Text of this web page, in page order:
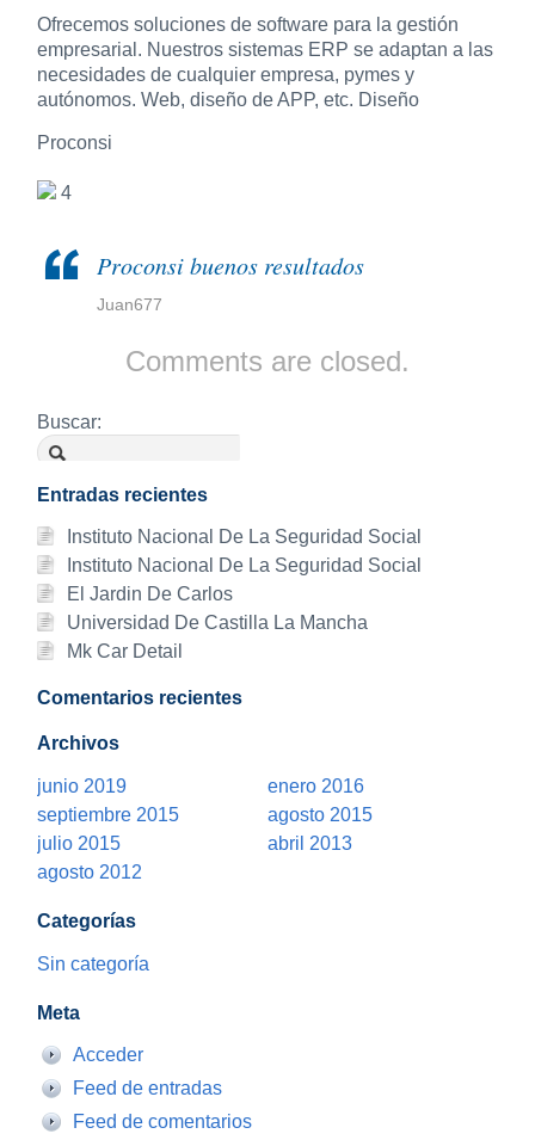
Ofrecemos soluciones de software para la gestión
empresarial. Nuestros sistemas ERP se adaptan a las
necesidades de cualquier empresa, pymes y
autónomos. Web, diseño de APP, etc. Diseño
Proconsi
4
Proconsi buenos resultados
Juan677
Comments are closed.
Buscar:
Entradas recientes
Instituto Nacional De La Seguridad Social
Instituto Nacional De La Seguridad Social
El Jardin De Carlos
Universidad De Castilla La Mancha
Mk Car Detail
Comentarios recientes
Archivos
junio 2019
enero 2016
septiembre 2015
agosto 2015
julio 2015
abril 2013
agosto 2012
Categorías
Sin categoría
Meta
Acceder
Feed de entradas
Feed de comentarios